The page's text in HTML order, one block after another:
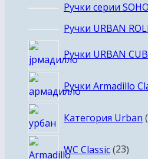
Ручки серии SOHO
Ручки URBAN
Ручки URBAN
Ручки Armadillo
Категория Urban
WC Classic 2323